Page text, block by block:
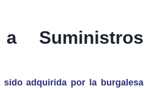
Suministros
sido adquirida por la burgalesa